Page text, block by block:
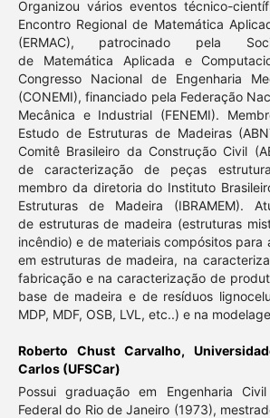
Organizou vários eventos técnico-
Encontro Regional de Matemática
(ERMAC), patrocinado pela
de Matemática Aplicada e
Congresso Nacional de Engenharia
(CONEMI), financiado pela Federação
Mecânica e Industrial (FENEMI).
Estudo de Estruturas de Madeiras
Comitê Brasileiro da Construção Civil
de caracterização de peças
membro da diretoria do Instituto
Estruturas de Madeira (IBRAMEM).
de estruturas de madeira (estruturas
incêndio) e de materiais compósitos para
em estruturas de madeira, na
fabricação e na caracterização de
base de madeira e de resíduos
MDP, MDF, OSB, LVL, etc..) e na
Roberto Chust Carvalho,
Carlos (UFSCar)
Possui graduação em Engenharia
Federal do Rio de Janeiro (1973),